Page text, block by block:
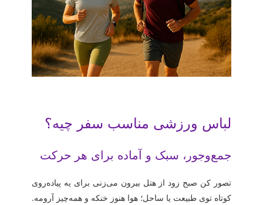
لباس ورزشی مناسب سفر چیه؟
جمع‌وجور، سبک و آماده برای هر حرکت
تصور کن صبح زود از هتل بیرون می‌زنی برای یه پیاده‌روی
کوتاه توی طبیعت یا ساحل؛ هوا هنوز خنکه و همه‌چیز آرومه.